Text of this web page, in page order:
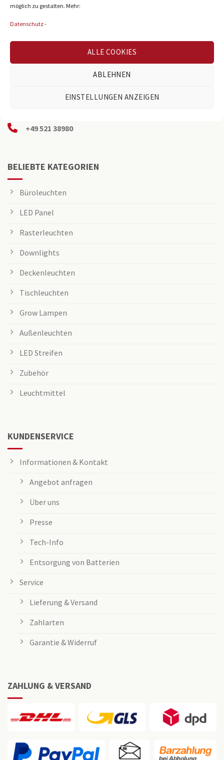
möglich zu gestalten. Mehr:
Datenschutz-
ALLE COOKIES
ABLEHNEN
EINSTELLUNGEN ANZEIGEN
Reichenberger Str. 39
+49 521 38980
BELIEBTE KATEGORIEN
Büroleuchten
LED Panel
Rasterleuchten
Downlights
Deckenleuchten
Tischleuchten
Grow Lampen
Außenleuchten
LED Streifen
Zubehör
Leuchtmittel
KUNDENSERVICE
Informationen & Kontakt
Angebot anfragen
Über uns
Presse
Tech-Info
Entsorgung von Batterien
Service
Lieferung & Versand
Zahlarten
Garantie & Widerruf
ZAHLUNG & VERSAND